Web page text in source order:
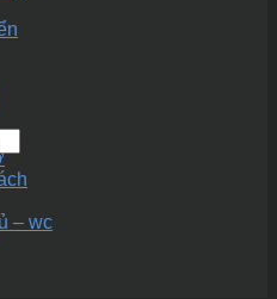
– wc